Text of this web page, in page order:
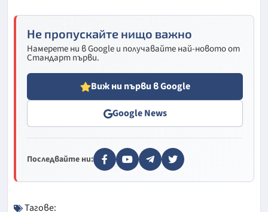
Не пропускайте нищо важно
Намерете ни в Google и получавайте най-новото от
Стандарт първи.
Виж ни първи в Google
Google News
Последвайте ни:
Тагове: